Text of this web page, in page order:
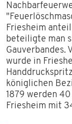
BILDER
Friesheim
beteiligte man
Gauverbandes.
wurde in
königlichen
1879 werden
Friesheim mit